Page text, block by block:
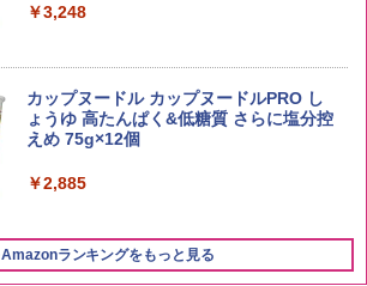
by Amazon あきたこまちブレンド 無洗
米 5kg
￥3,396
サントリー シングルモルト ウイスキー
白州 Story of the Distillery 2026 化粧箱
入 700ml
￥19,860
￥3,248
カップヌードル カップヌードルPRO し
ょうゆ 高たんぱく&低糖質 さらに塩分控
えめ 75g×12個
￥2,885
Amazonランキングをもっと見る